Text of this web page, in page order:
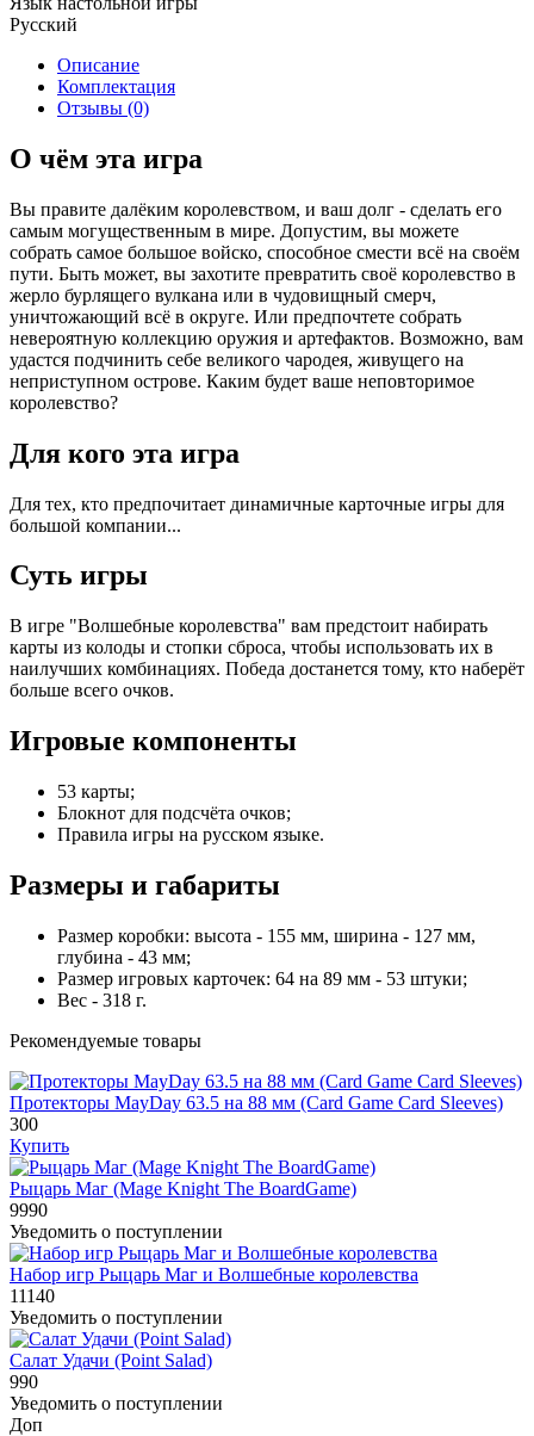
Русский
Описание
Комплектация
Отзывы (0)
О чём эта игра
Вы правите далёким королевством, и ваш долг - сделать его
самым могущественным в мире. Допустим, вы можете
собрать самое большое войско, способное смести всё на своём
пути. Быть может, вы захотите превратить своё королевство в
жерло бурлящего вулкана или в чудовищный смерч,
уничтожающий всё в округе. Или предпочтете собрать
невероятную коллекцию оружия и артефактов. Возможно, вам
удастся подчинить себе великого чародея, живущего на
неприступном острове. Каким будет ваше неповторимое
королевство?
Для кого эта игра
Для тех, кто предпочитает динамичные карточные игры для
большой компании...
Суть игры
В игре "Волшебные королевства" вам предстоит набирать
карты из колоды и стопки сброса, чтобы использовать их в
наилучших комбинациях. Победа достанется тому, кто наберёт
больше всего очков.
Игровые компоненты
53 карты;
Блокнот для подсчёта очков;
Правила игры на русском языке.
Размеры и габариты
Размер коробки: высота - 155 мм, ширина - 127 мм,
глубина - 43 мм;
Размер игровых карточек: 64 на 89 мм - 53 штуки;
Вес - 318 г.
Рекомендуемые товары
Протекторы MayDay 63.5 на 88 мм (Card Game Card Sleeves)
300
Купить
Рыцарь Маг (Mage Knight The BoardGame)
9990
Уведомить о поступлении
Набор игр Рыцарь Маг и Волшебные королевства
11140
Уведомить о поступлении
Салат Удачи (Point Salad)
990
Уведомить о поступлении
Доп